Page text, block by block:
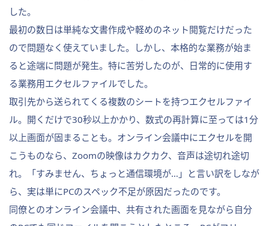
した。
最初の数日は単純な文書作成や軽めのネット閲覧だけだった
ので問題なく使えていました。しかし、本格的な業務が始ま
ると途端に問題が発生。特に苦労したのが、日常的に使用す
る業務用エクセルファイルでした。
取引先から送られてくる複数のシートを持つエクセルファイ
ル。開くだけで30秒以上かかり、数式の再計算に至っては1分
以上画面が固まることも。オンライン会議中にエクセルを開
こうものなら、Zoomの映像はカクカク、音声は途切れ途切
れ。「すみません、ちょっと通信環境が…」と言い訳をしなが
ら、実は単にPCのスペック不足が原因だったのです。
同僚とのオンライン会議中、共有された画面を見ながら自分